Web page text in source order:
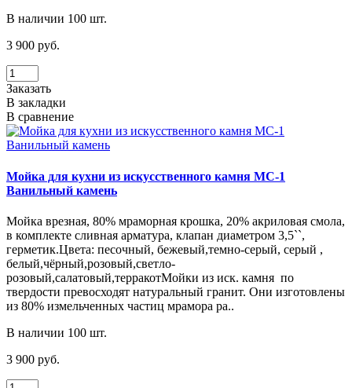
В наличии 100 шт.
3 900 руб.
Заказать
В закладки
В сравнение
Мойка для кухни из искусственного камня МС-1
Ванильный камень
Мойка врезная, 80% мраморная крошка, 20% акриловая смола,
в комплекте сливная арматура, клапан диаметром 3,5``,
герметик.Цвета: песочный, бежевый,темно-серый, серый ,
белый,чёрный,розовый,светло-
розовый,салатовый,терракотМойки из иск. камня по
твердости превосходят натуральный гранит. Они изготовлены
из 80% измельченных частиц мрамора ра..
В наличии 100 шт.
3 900 руб.